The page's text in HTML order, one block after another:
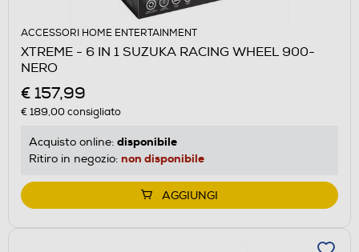
ACCESSORI HOME ENTERTAINMENT
XTREME - 6 IN 1 SUZUKA RACING WHEEL 900-
NERO
€ 157,99
€ 189,00consigliato
Acquisto online: disponibile
Ritiro in negozio: non disponibile
AGGIUNGI